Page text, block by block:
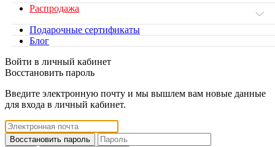
Распродажа
Подарочные сертификаты
Блог
Войти в личный кабинет
Восстановить пароль
Введите электронную почту и мы вышлем вам новые данные
для входа в личный кабинет.
Восстановить пароль